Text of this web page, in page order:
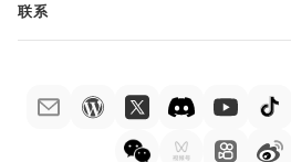
帮助中心
白皮书
联系
媒体咨询
press@onlyoffice.com